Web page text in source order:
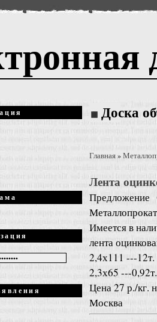
Доска
Главная»
Лента
Предложение
Имеется в
лента
2,4х111 ---12т.
2,3х65 ---0,92т.
Цена 27 р./кг.
Москва